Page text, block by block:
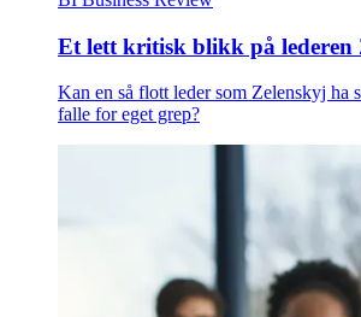
Et lett kritisk blikk på lederen
Kan en så flott leder som Zelenskyj ha
falle for eget grep?